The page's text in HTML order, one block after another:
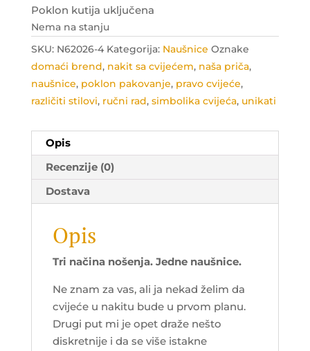
Poklon kutija uključena
Nema na stanju
SKU: N62026-4 Kategorija: Naušnice Oznake
domaći brend, nakit sa cvijećem, naša priča,
naušnice, poklon pakovanje, pravo cvijeće,
različiti stilovi, ručni rad, simbolika cvijeća, unikati
Opis
Recenzije (0)
Dostava
Opis
Tri načina nošenja. Jedne naušnice.
Ne znam za vas, ali ja nekad želim da
cvijeće u nakitu bude u prvom planu.
Drugi put mi je opet draže nešto
diskretnije i da se više istakne